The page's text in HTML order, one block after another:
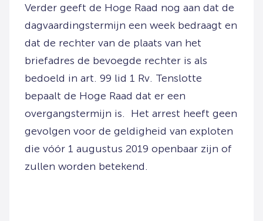
Verder geeft de Hoge Raad nog aan dat de
dagvaardingstermijn een week bedraagt en
dat de rechter van de plaats van het
briefadres de bevoegde rechter is als
bedoeld in art. 99 lid 1 Rv. Tenslotte
bepaalt de Hoge Raad dat er een
overgangstermijn is. Het arrest heeft geen
gevolgen voor de geldigheid van exploten
die vóór 1 augustus 2019 openbaar zijn of
zullen worden betekend.